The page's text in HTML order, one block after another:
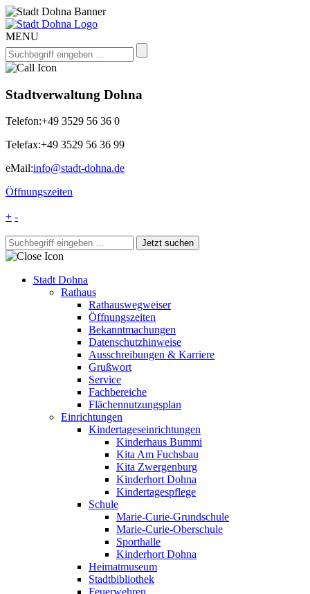
MENU
Stadtverwaltung Dohna
Telefon:+49 3529 56 36 0
Telefax:+49 3529 56 36 99
eMail:info@stadt-dohna.de
Öffnungszeiten
+ -
Stadt Dohna
Rathaus
Rathauswegweiser
Öffnungszeiten
Bekanntmachungen
Datenschutzhinweise
Ausschreibungen & Karriere
Grußwort
Service
Fachbereiche
Flächennutzungsplan
Einrichtungen
Kindertageseinrichtungen
Kinderhaus Bummi
Kita Am Fuchsbau
Kita Zwergenburg
Kinderhort Dohna
Kindertagespflege
Schule
Marie-Curie-Grundschule
Marie-Curie-Oberschule
Sporthalle
Kinderhort Dohna
Heimatmuseum
Stadtbibliothek